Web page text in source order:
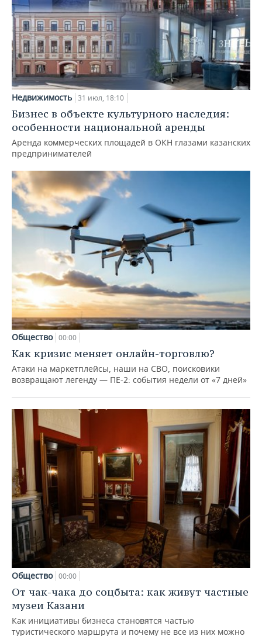
Недвижимость 31 июл, 18:10
Бизнес в объекте культурного наследия:
особенности национальной аренды
Аренда коммерческих площадей в ОКН глазами казанских
предпринимателей
Общество 00:00
Как кризис меняет онлайн-торговлю?
Атаки на маркетплейсы, наши на СВО, поисковики
возвращают легенду — ПЕ-2: события недели от «7 дней»
Общество 00:00
От чак-чака до соцбыта: как живут частные
музеи Казани
Как инициативы бизнеса становятся частью
туристического маршрута и почему не все из них можно